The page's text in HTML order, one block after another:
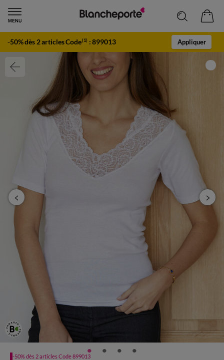
-50% dès 2 articles Code(1) :899013 Appliquer
-50% dès 2 articles Code 899013